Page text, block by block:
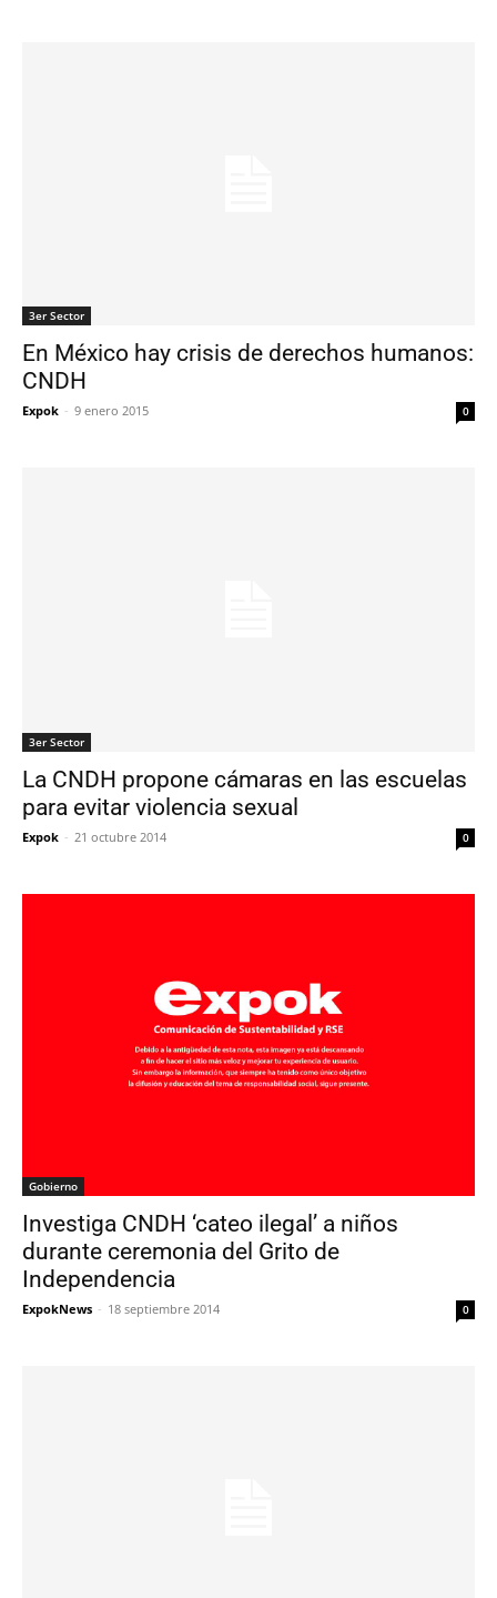
3er Sector
En México hay crisis de derechos humanos:
CNDH
Expok - 9 enero 2015 0
3er Sector
La CNDH propone cámaras en las escuelas
para evitar violencia sexual
Expok - 21 octubre 2014 0
Gobierno
Investiga CNDH ‘cateo ilegal’ a niños
durante ceremonia del Grito de
Independencia
ExpokNews - 18 septiembre 2014 0